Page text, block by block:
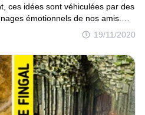
19/11/2020
ces idées sont véhiculées par des
émotionnels de nos amis.
sont non seulement faux,